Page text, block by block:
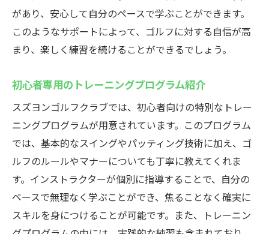
忙しい方必見の時短練習プログラム
効果的なスキルアップのためのポイント
短期間で成果を出すための秘訣
隙間時間を活用した効果的な練習
忙しいゴルファー必見！効率的なインドアゴル
フスクールの選び方
自分に合ったスクール選びのポイント
時間を有効活用するためのチェックリスト
効率的なレッスンが受けられるスクールの
条件
があり、安心して自分のペースで学ぶことができます。
このようなサポートによって、ゴルフに対する自信が高
まり、楽しく練習を続けることができるでしょう。
初心者専用のトレーニングプログラム紹介
スズヨンゴルフクラブでは、初心者向けの特別なトレー
ニングプログラムが用意されています。このプログラム
では、基本的なスイングやパッティング技術に加え、ゴ
ルフのルールやマナーについても丁寧に教えてくれま
す。インストラクターが個別に指導することで、自分の
ペースで無理なく学ぶことができ、焦ることなく確実に
スキルを身につけることが可能です。また、トレーニン